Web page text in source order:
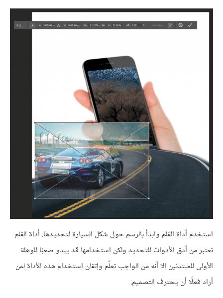
استخدم أداة القلم وابدأ بالرسم حول شكل السيارة لتحديدها. أداة القلم
تعتبر من أدق الأدوات للتحديد ولكن استخدامها قد يبدو صعبًا للوهلة
الأولى للمبتدئين إلا أنه من الواجب تعلّم وإتقان استخدام هذه الأداة لمن
أراد فعلًا أن يحترف التصميم.